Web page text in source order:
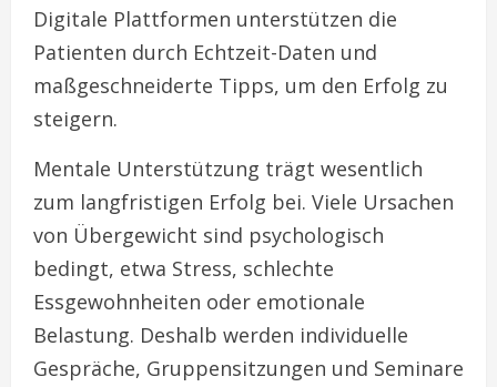
Digitale Plattformen unterstützen die
Patienten durch Echtzeit-Daten und
maßgeschneiderte Tipps, um den Erfolg zu
steigern.
Mentale Unterstützung trägt wesentlich
zum langfristigen Erfolg bei. Viele Ursachen
von Übergewicht sind psychologisch
bedingt, etwa Stress, schlechte
Essgewohnheiten oder emotionale
Belastung. Deshalb werden individuelle
Gespräche, Gruppensitzungen und Seminare